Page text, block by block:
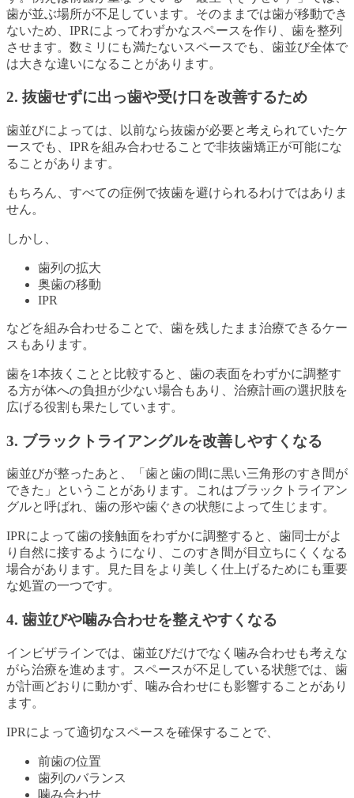
歯が並ぶ場所が不足しています。そのままでは歯が移動でき
ないため、IPRによってわずかなスペースを作り、歯を整列
させます。数ミリにも満たないスペースでも、歯並び全体で
は大きな違いになることがあります。
2. 抜歯せずに出っ歯や受け口を改善するため
歯並びによっては、以前なら抜歯が必要と考えられていたケ
ースでも、IPRを組み合わせることで非抜歯矯正が可能にな
ることがあります。
もちろん、すべての症例で抜歯を避けられるわけではありま
せん。
しかし、
歯列の拡大
奥歯の移動
IPR
などを組み合わせることで、歯を残したまま治療できるケー
スもあります。
歯を1本抜くことと比較すると、歯の表面をわずかに調整す
る方が体への負担が少ない場合もあり、治療計画の選択肢を
広げる役割も果たしています。
3. ブラックトライアングルを改善しやすくなる
歯並びが整ったあと、「歯と歯の間に黒い三角形のすき間が
できた」ということがあります。これはブラックトライアン
グルと呼ばれ、歯の形や歯ぐきの状態によって生じます。
IPRによって歯の接触面をわずかに調整すると、歯同士がよ
り自然に接するようになり、このすき間が目立ちにくくなる
場合があります。見た目をより美しく仕上げるためにも重要
な処置の一つです。
4. 歯並びや噛み合わせを整えやすくなる
インビザラインでは、歯並びだけでなく噛み合わせも考えな
がら治療を進めます。スペースが不足している状態では、歯
が計画どおりに動かず、噛み合わせにも影響することがあり
ます。
IPRによって適切なスペースを確保することで、
前歯の位置
歯列のバランス
噛み合わせ